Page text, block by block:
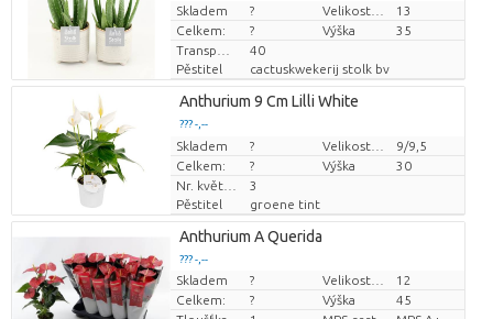
Cena za kus
Skladem ?
13
Celkem:
? Výška
35
40
Pěstitel
cactuskwekerij stolk bv
Anthurium 9 Cm Lilli White
??? -,--
Cena za kus
Skladem ?
9/9,5
Celkem:
? Výška
30
Nr. květináč
3
Pěstitel
groene tint
Anthurium A Querida
??? -,--
Cena za kus
Skladem ?
12
Celkem:
? Výška
45